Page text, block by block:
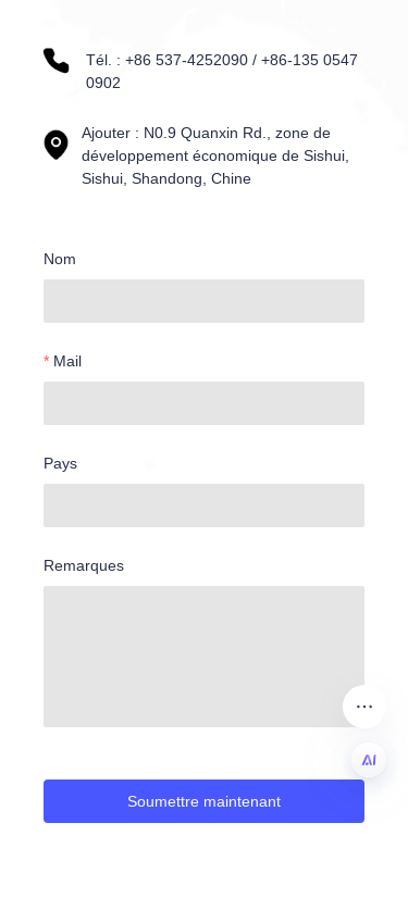
Nom
Mail
Pays
Remarques
Soumettre maintenant
Tél. : +86 537-4252090 / +86-135 0547
0902
Ajouter : N0.9 Quanxin Rd., zone de
développement économique de Sishui,
Sishui, Shandong, Chine
FR